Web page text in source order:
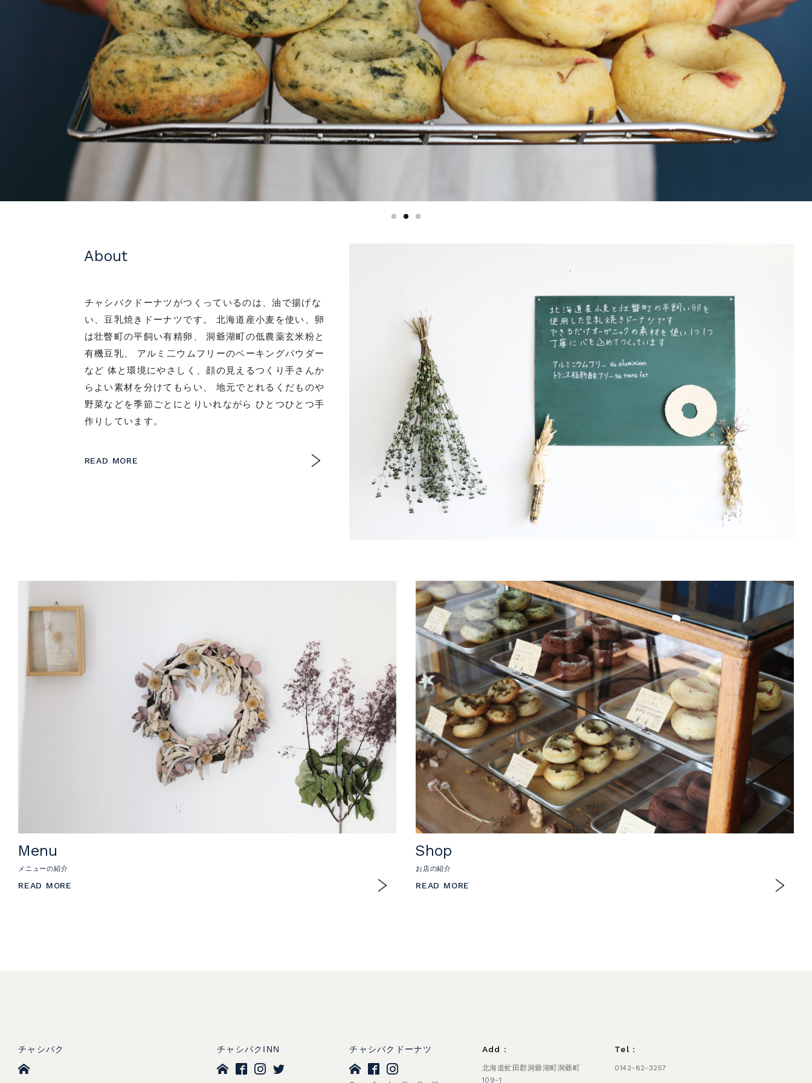
About
チャシバクドーナツがつくっているのは、油で揚げな
い、豆乳焼きドーナツです。 北海道産小麦を使い、卵
は壮瞥町の平飼い有精卵、 洞爺湖町の低農薬玄米粉と
有機豆乳、 アルミ二ウムフリーのベーキングパウダー
など 体と環境にやさしく、顔の見えるつくり手さんか
らよい素材を分けてもらい、 地元でとれるくだものや
野菜などを季節ごとにとりいれながら ひとつひとつ手
作りしています。
READ MORE
Menu
メニューの紹介
READ MORE
Shop
お店の紹介
READ MORE
チャシバク チャシバクINN チャシバクドーナツ Add：
北海道虻田郡洞爺湖町洞爺町
109-1
Tel：
0142-82-3257